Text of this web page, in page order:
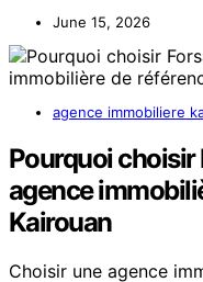
June 15, 2026
agence immobiliere
Pourquoi choisir
agence
Kairouan
Choisir une agence